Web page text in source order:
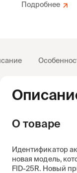
Подробнее
О товаре
Идентификатор
новая модель,
FID-25R. Новый